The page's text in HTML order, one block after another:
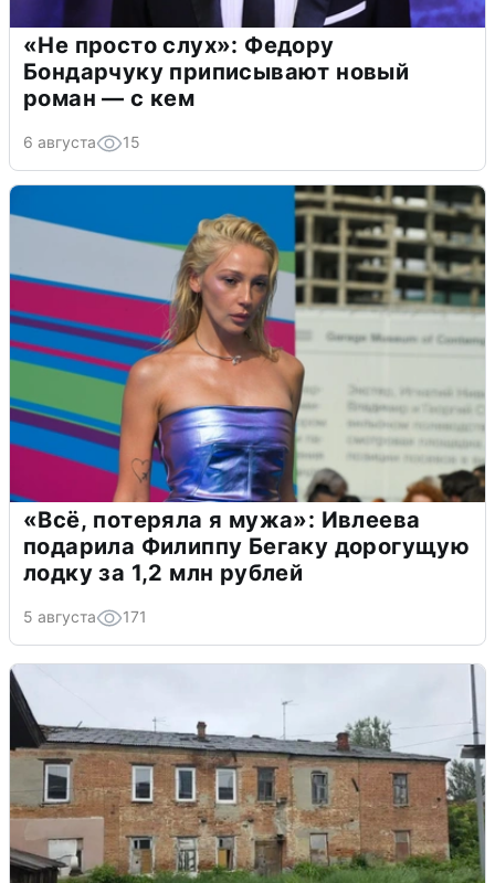
«Не просто слух»: Федору
Бондарчуку приписывают новый
роман — с кем
6 августа 15
«Всё, потеряла я мужа»: Ивлеева
подарила Филиппу Бегаку дорогущую
лодку за 1,2 млн рублей
5 августа 171